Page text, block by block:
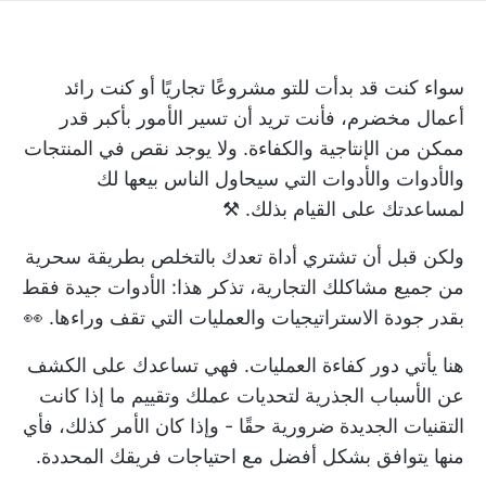
سواء كنت قد بدأت للتو مشروعًا تجاريًا أو كنت رائد
أعمال مخضرم، فأنت تريد أن تسير الأمور بأكبر قدر
ممكن من الإنتاجية والكفاءة. ولا يوجد نقص في المنتجات
والأدوات والأدوات التي سيحاول الناس بيعها لك
لمساعدتك على القيام بذلك. ⚒️
ولكن قبل أن تشتري أداة تعدك بالتخلص بطريقة سحرية
من جميع مشاكلك التجارية، تذكر هذا: الأدوات جيدة فقط
بقدر جودة الاستراتيجيات والعمليات التي تقف وراءها. 👀
هنا يأتي دور كفاءة العمليات. فهي تساعدك على الكشف
عن الأسباب الجذرية لتحديات عملك وتقييم ما إذا كانت
التقنيات الجديدة ضرورية حقًا - وإذا كان الأمر كذلك، فأي
منها يتوافق بشكل أفضل مع احتياجات فريقك المحددة.